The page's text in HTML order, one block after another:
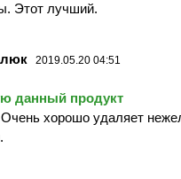
Этот лучший.
2019.05.20 04:51
данный продукт
Очень хорошо удаляет